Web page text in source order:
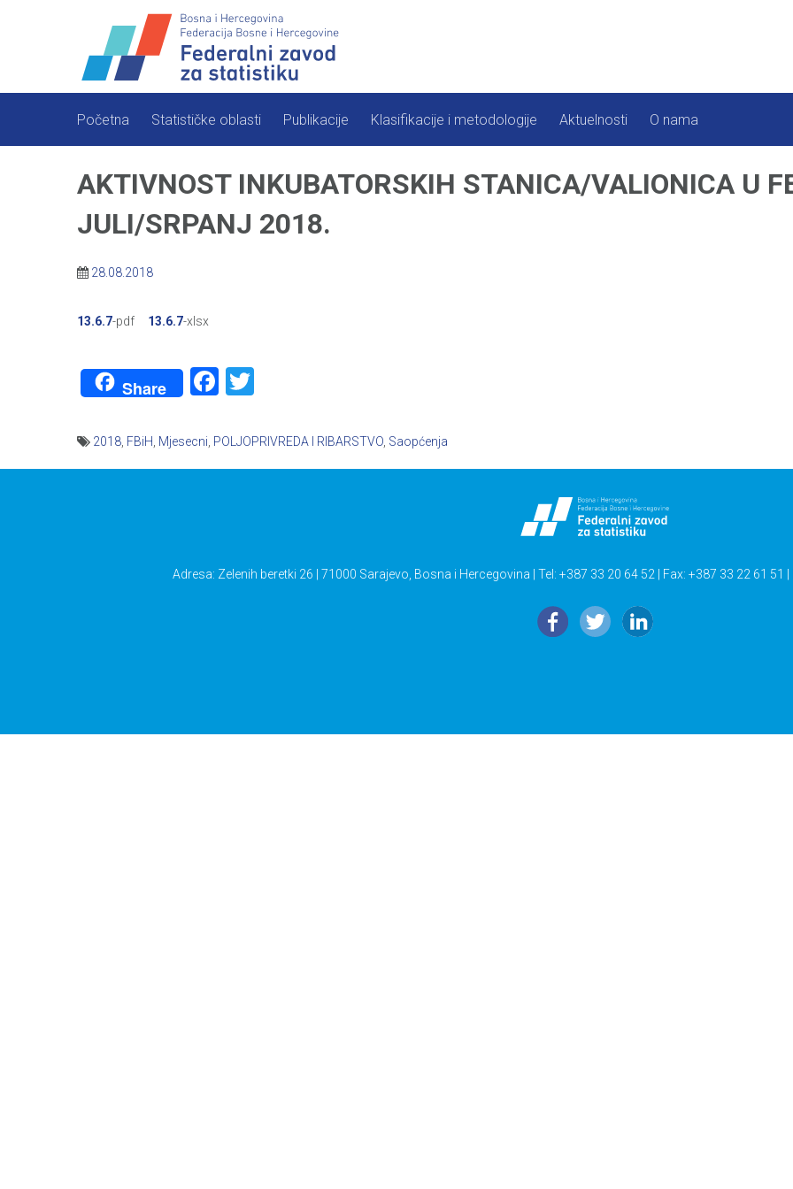
Početna Statističke oblasti Publikacije Klasifikacije i metodologije Aktuelnosti O nama
AKTIVNOST INKUBATORSKIH STANICA/VALIONICA U
JULI/SRPANJ 2018.
28.08.2018
13.6.7-pdf 13.6.7-xlsx
Share Facebook
2018 FBiH Mjesecni POLJOPRIVREDA I RIBARSTVO Saopćenja
Adresa: Zelenih beretki 26 | 71000 Sarajevo, Bosna i Hercegovina | Tel: +387 33 20 64 52 | Fax: +387 33 22 61 51 |